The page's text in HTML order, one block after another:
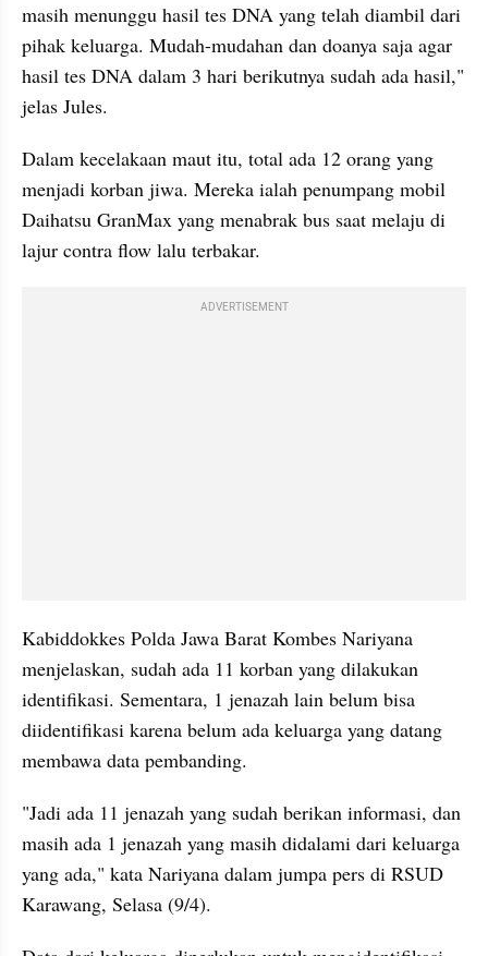
masih menunggu hasil tes DNA yang telah diambil dari
pihak keluarga. Mudah-mudahan dan doanya saja agar
hasil tes DNA dalam 3 hari berikutnya sudah ada hasil,"
jelas Jules.
Dalam kecelakaan maut itu, total ada 12 orang yang
menjadi korban jiwa. Mereka ialah penumpang mobil
Daihatsu GranMax yang menabrak bus saat melaju di
lajur contra flow lalu terbakar.
ADVERTISEMENT
Kabiddokkes Polda Jawa Barat Kombes Nariyana
menjelaskan, sudah ada 11 korban yang dilakukan
identifikasi. Sementara, 1 jenazah lain belum bisa
diidentifikasi karena belum ada keluarga yang datang
membawa data pembanding.
"Jadi ada 11 jenazah yang sudah berikan informasi, dan
masih ada 1 jenazah yang masih didalami dari keluarga
yang ada," kata Nariyana dalam jumpa pers di RSUD
Karawang, Selasa (9/4).